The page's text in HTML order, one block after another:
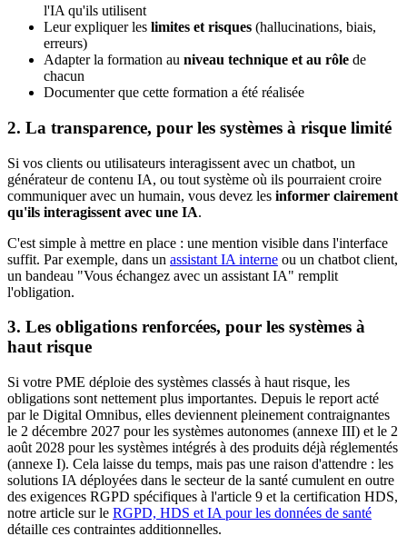
l'IA qu'ils utilisent
Leur expliquer les limites et risques (hallucinations, biais,
erreurs)
Adapter la formation au niveau technique et au rôle de
chacun
Documenter que cette formation a été réalisée
2. La transparence, pour les systèmes à risque limité
Si vos clients ou utilisateurs interagissent avec un chatbot, un
générateur de contenu IA, ou tout système où ils pourraient croire
communiquer avec un humain, vous devez les informer clairement
qu'ils interagissent avec une IA.
C'est simple à mettre en place : une mention visible dans l'interface
suffit. Par exemple, dans un assistant IA interne ou un chatbot client,
un bandeau "Vous échangez avec un assistant IA" remplit
l'obligation.
3. Les obligations renforcées, pour les systèmes à
haut risque
Si votre PME déploie des systèmes classés à haut risque, les
obligations sont nettement plus importantes. Depuis le report acté
par le Digital Omnibus, elles deviennent pleinement contraignantes
le 2 décembre 2027 pour les systèmes autonomes (annexe III) et le 2
août 2028 pour les systèmes intégrés à des produits déjà réglementés
(annexe I). Cela laisse du temps, mais pas une raison d'attendre : les
solutions IA déployées dans le secteur de la santé cumulent en outre
des exigences RGPD spécifiques à l'article 9 et la certification HDS,
notre article sur le RGPD, HDS et IA pour les données de santé
détaille ces contraintes additionnelles.